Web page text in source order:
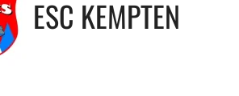
ESC KEMPTEN